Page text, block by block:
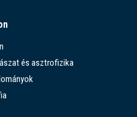
és asztrofizika